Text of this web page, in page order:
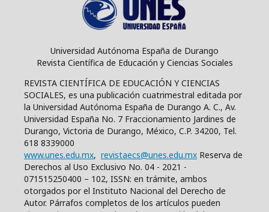
Universidad Autónoma España de Durango
Revista Científica de Educación y Ciencias Sociales
REVISTA CIENTÍFICA DE EDUCACIÓN Y CIENCIAS
SOCIALES, es una publicación cuatrimestral editada por
la Universidad Autónoma España de Durango A. C., Av.
Universidad España No. 7 Fraccionamiento Jardines de
Durango, Victoria de Durango, México, C.P. 34200, Tel.
618 8339000
www.unes.edu.mx, revistaecs@unes.edu.mx Reserva de
Derechos al Uso Exclusivo No. 04 - 2021 -
071515250400 – 102, ISSN: en trámite, ambos
otorgados por el Instituto Nacional del Derecho de
Autor. Párrafos completos de los artículos pueden